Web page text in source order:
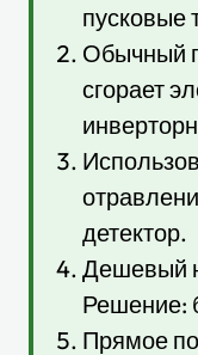
пусковые
Обычный
сгорает
детектор.
Дешевый
Решение:
Прямое